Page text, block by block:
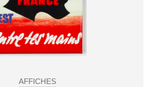
AFFICHES